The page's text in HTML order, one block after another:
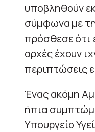
υποβληθούν
σύμφωνα με
πρόσθεσε ότι
αρχές έχουν
περιπτώσεις
Ένας ακόμη
ήπια
Υπουργείο